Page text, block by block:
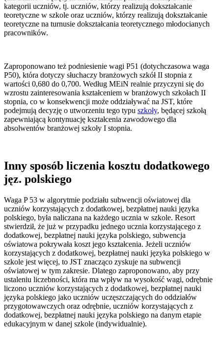
kategorii uczniów, tj. uczniów, którzy realizują dokształcanie
teoretyczne w szkole oraz uczniów, którzy realizują dokształcanie
teoretyczne na turnusie dokształcania teoretycznego młodocianych
pracowników.
Zaproponowano też podniesienie wagi P51 (dotychczasowa waga
P50), która dotyczy słuchaczy branżowych szkół II stopnia z
wartości 0,680 do 0,700. Według MEiN realnie przyczyni się do
wzrostu zainteresowania kształceniem w branżowych szkołach II
stopnia, co w konsekwencji może oddziaływać na JST, które
podejmują decyzję o utworzeniu tego typu szkoły, będącej szkołą
zapewniającą kontynuację kształcenia zawodowego dla
absolwentów branżowej szkoły I stopnia.
Inny sposób liczenia kosztu dodatkowego
jęz. polskiego
Waga P 53 w algorytmie podziału subwencji oświatowej dla
uczniów korzystających z dodatkowej, bezpłatnej nauki języka
polskiego, była naliczana na każdego ucznia w szkole. Resort
stwierdził, że już w przypadku jednego ucznia korzystającego z
dodatkowej, bezpłatnej nauki języka polskiego, subwencja
oświatowa pokrywała koszt jego kształcenia. Jeżeli uczniów
korzystających z dodatkowej, bezpłatnej nauki języka polskiego w
szkole jest więcej, to JST znacząco zyskuje na subwencji
oświatowej w tym zakresie. Dlatego zaproponowano, aby przy
ustaleniu liczebności, która ma wpływ na wysokość wagi, odrębnie
liczono uczniów korzystających z dodatkowej, bezpłatnej nauki
języka polskiego jako uczniów uczęszczających do oddziałów
przygotowawczych oraz odrębnie, uczniów korzystających z
dodatkowej, bezpłatnej nauki języka polskiego na danym etapie
edukacyjnym w danej szkole (indywidualnie).